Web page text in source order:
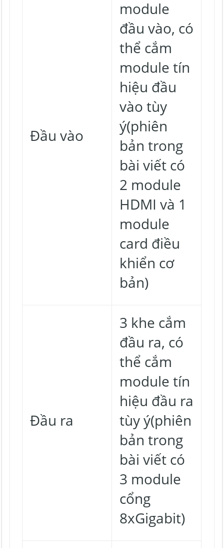
Đầu vào
module
đầu vào, có
thể cắm
module tín
hiệu đầu
vào tùy
ý(phiên
bản trong
bài viết có
2 module
HDMI và 1
module
card điều
khiển cơ
bản)
Đầu ra
3 khe cắm
đầu ra, có
thể cắm
module tín
hiệu đầu ra
tùy ý(phiên
bản trong
bài viết có
3 module
cổng
8xGigabit)